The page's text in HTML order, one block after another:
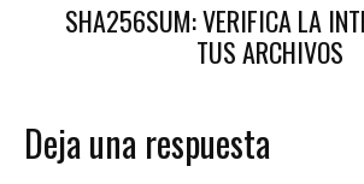
SHA256SUM: VERIFICA LA
TUS ARCHIVOS
Deja una respuesta